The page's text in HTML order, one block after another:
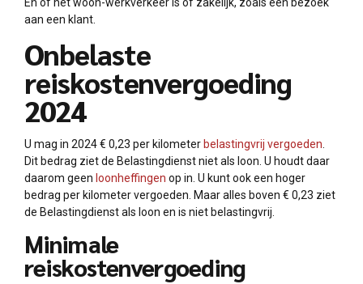
aan een klant.
Onbelaste
reiskostenvergoeding
2024
U mag in 2024 € 0,23 per kilometer belastingvrij vergoeden
Dit bedrag ziet de Belastingdienst niet als loon. U houdt daar
daarom geen loonheffingen op in. U kunt ook een hoger
bedrag per kilometer vergoeden. Maar alles boven € 0,23 ziet
de Belastingdienst als loon en is niet belastingvrij.
Minimale
reiskostenvergoeding